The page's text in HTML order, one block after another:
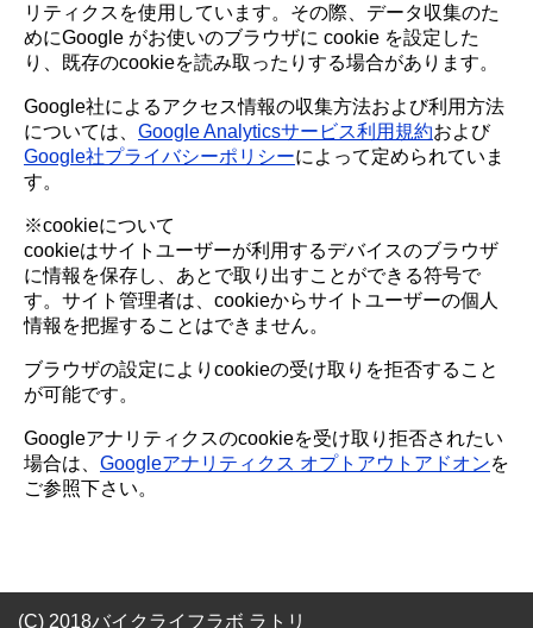
リティクスを使用しています。その際、データ収集のた
めにGoogle がお使いのブラウザに cookie を設定した
り、既存のcookieを読み取ったりする場合があります。
Google社によるアクセス情報の収集方法および利用方法
については、 Google Analyticsサービス利用規約および
Google社プライバシーポリシーによって定められていま
す。
※cookieについて
cookieはサイトユーザーが利用するデバイスのブラウザ
に情報を保存し、あとで取り出すことができる符号で
す。サイト管理者は、cookieからサイトユーザーの個人
情報を把握することはできません。
ブラウザの設定によりcookieの受け取りを拒否すること
が可能です。
Googleアナリティクスのcookieを受け取り拒否されたい
場合は、 Googleアナリティクス オプトアウトアドオンを
ご参照下さい。
(C) 2018バイクライフラボ ラトリ